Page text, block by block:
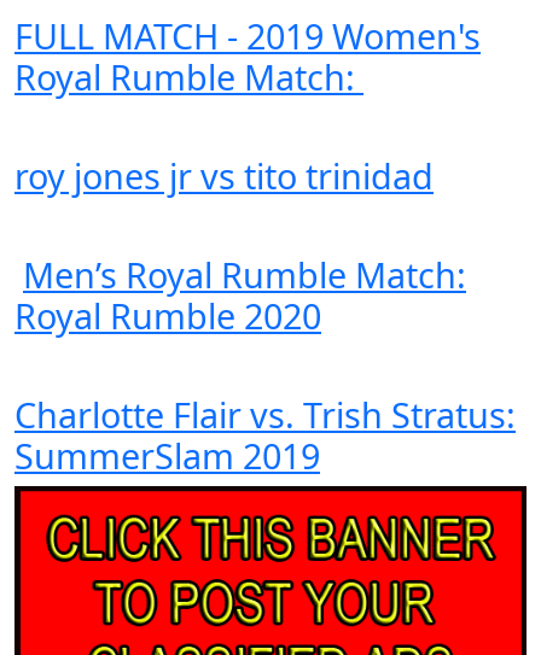
FULL MATCH - 2019 Women's
Royal Rumble Match:
roy jones jr vs tito trinidad
Men’s Royal Rumble Match:
Royal Rumble 2020
Charlotte Flair vs. Trish Stratus:
SummerSlam 2019